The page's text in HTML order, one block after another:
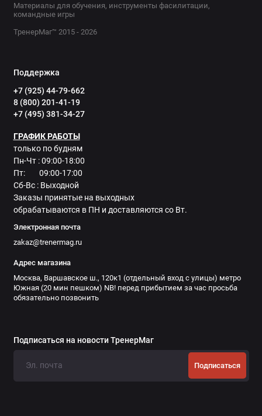
Материалы для обучения, инструменты фасилитации,
командные игры
ТренерМаг™ 2015 - 2026
Поддержка
+7 (925) 44-79-662
8 (800) 201-41-19
+7 (495) 381-34-27
ГРАФИК РАБОТЫ
только по будням
Пн-Чт : 09:00-18:00
Пт: 09:00-17:00
Сб-Вс : Выходной
Заказы принятые на выходных
обрабатываются в ПН и доставляются со Вт.
Электронная почта
zakaz@trenermag.ru
Адрес магазина
Москва, Варшавское ш., 120к1 (отдельный вход с улицы) метро
Южная (20 мин пешком) NB! перед прибытием за час просьба
обязательно позвонить
Подписаться на новости ТренерМаг
Подписаться